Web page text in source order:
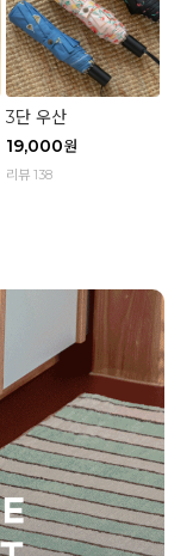
3단 우산
19,000원
리뷰 138